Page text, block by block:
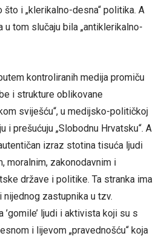
i „klerikalno-desna“ politika. A
tom slučaju bila „antiklerikalno-
kontroliranih medija promiču
i strukture oblikovane
sviješću“, u medijsko-političkoj
i prešućuju „Slobodnu Hrvatsku“. A
izraz stotina tisuća ljudi
moralnim, zakonodavnim i
države i politike. Ta stranka ima
zastupnika u tzv.
’gomile’ ljudi i aktivista koji su s
i lijevom „pravednošću“ koja